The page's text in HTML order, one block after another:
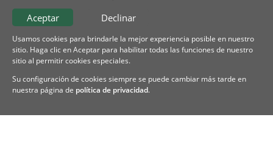
Declinar
Aceptar
Usamos cookies para brindarle la mejor experiencia posible en nuestro
sitio. Haga clic en Aceptar para habilitar todas las funciones de nuestro
sitio al permitir cookies especiales.
Su configuración de cookies siempre se puede cambiar más tarde en
nuestra página de política de privacidad.